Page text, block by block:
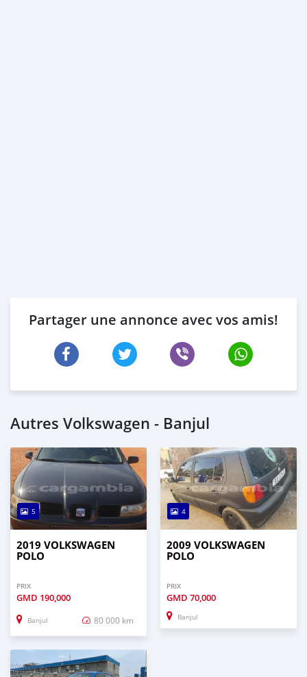
Partager une annonce avec vos amis!
Autres Volkswagen - Banjul
5
2019 VOLKSWAGEN
POLO
PRIX
GMD 190,000
Banjul 80 000 km
4
2009 VOLKSWAGEN
POLO
PRIX
GMD 70,000
Banjul